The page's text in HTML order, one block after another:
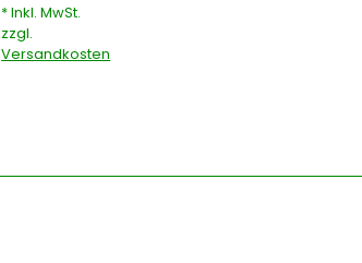
* Inkl. MwSt.
zzgl.
Versandkosten